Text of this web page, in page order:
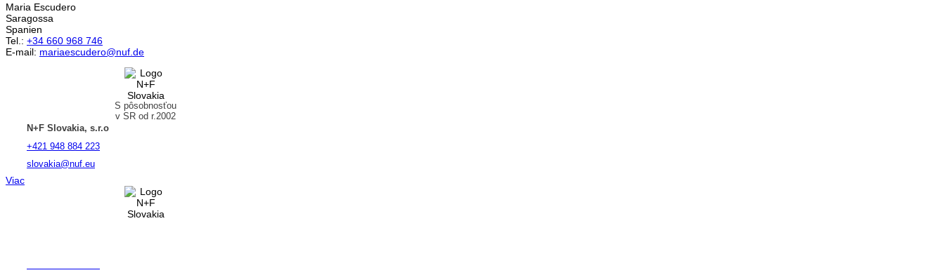
Maria Escudero
Saragossa
Spanien
Tel.: +34 660 968 746
E-mail: mariaescudero@nuf.de
S pôsobnosťou
v SR od r.2002
N+F Slovakia, s.r.o
+421 948 884 223
slovakia@nuf.eu
Viac